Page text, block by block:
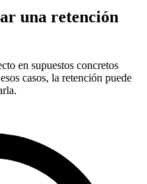
una retención
en supuestos concretos
casos, la retención puede